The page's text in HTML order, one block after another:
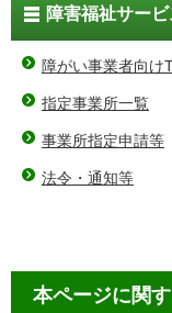
障害福祉サー
障がい事業者向け
指定事業所一覧
事業所指定申請等
法令・通知等
本ページに関